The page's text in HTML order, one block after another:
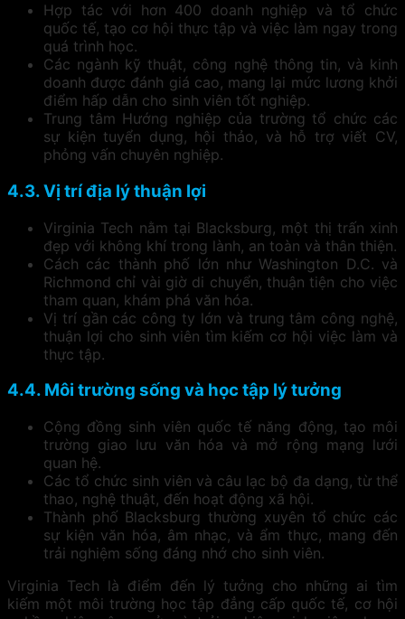
Hợp tác với hơn 400 doanh nghiệp và tổ chức
quốc tế, tạo cơ hội thực tập và việc làm ngay trong
quá trình học.
Các ngành kỹ thuật, công nghệ thông tin, và kinh
doanh được đánh giá cao, mang lại mức lương khởi
điểm hấp dẫn cho sinh viên tốt nghiệp.
Trung tâm Hướng nghiệp của trường tổ chức các
sự kiện tuyển dụng, hội thảo, và hỗ trợ viết CV,
phỏng vấn chuyên nghiệp.
4.3. Vị trí địa lý thuận lợi
Virginia Tech nằm tại Blacksburg, một thị trấn xinh
đẹp với không khí trong lành, an toàn và thân thiện.
Cách các thành phố lớn như Washington D.C. và
Richmond chỉ vài giờ di chuyển, thuận tiện cho việc
tham quan, khám phá văn hóa.
Vị trí gần các công ty lớn và trung tâm công nghệ,
thuận lợi cho sinh viên tìm kiếm cơ hội việc làm và
thực tập.
4.4. Môi trường sống và học tập lý tưởng
Cộng đồng sinh viên quốc tế năng động, tạo môi
trường giao lưu văn hóa và mở rộng mạng lưới
quan hệ.
Các tổ chức sinh viên và câu lạc bộ đa dạng, từ thể
thao, nghệ thuật, đến hoạt động xã hội.
Thành phố Blacksburg thường xuyên tổ chức các
sự kiện văn hóa, âm nhạc, và ẩm thực, mang đến
trải nghiệm sống đáng nhớ cho sinh viên.
Virginia Tech là điểm đến lý tưởng cho những ai tìm
kiếm một môi trường học tập đẳng cấp quốc tế, cơ hội